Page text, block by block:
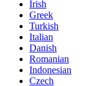
Irish
Greek
Turkish
Italian
Danish
Romanian
Indonesian
Czech